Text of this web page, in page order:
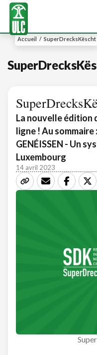
Accueil / SuperDrecksKëscht
La nouvelle édition
ligne ! Au sommaire
GENÉISSEN - Un
Luxembourg
14 avril 2023